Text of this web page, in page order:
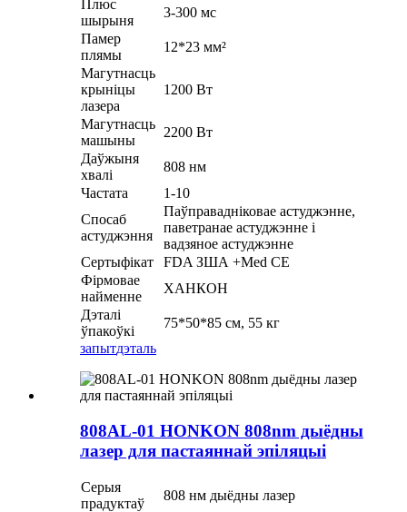
Плюс
шырыня
3-300 мс
Памер
плямы
12*23 мм²
Магутнасць
крыніцы
лазера
1200 Вт
Магутнасць
машыны
2200 Вт
Даўжыня
хвалі
808 нм
Частата
1-10
Спосаб
астуджэння
Паўправадніковае астуджэнне,
паветранае астуджэнне і
вадзяное астуджэнне
Сертыфікат
FDA ЗША +Med CE
Фірмовае
найменне
ХАНКОН
Дэталі
ўпакоўкі
75*50*85 см, 55 кг
запытдэталь
808AL-01 HONKON 808nm дыёдны
лазер для пастаяннай эпіляцыі
Серыя
прадуктаў
808 нм дыёдны лазер